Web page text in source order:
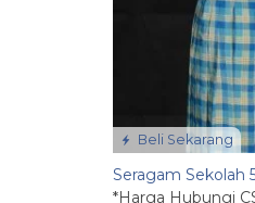
Beli Sekarang
Seragam Sekolah
*Harga Hubungi